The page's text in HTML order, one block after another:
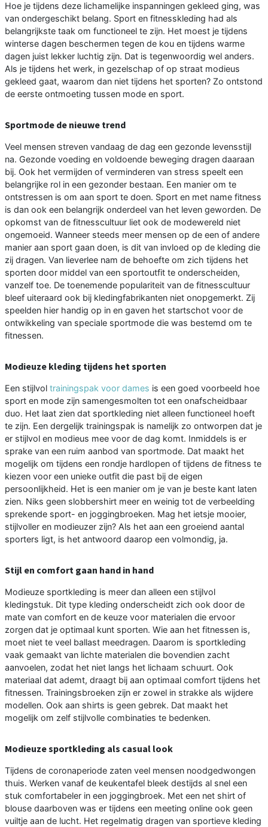
Hoe je tijdens deze lichamelijke inspanningen gekleed ging, was
van ondergeschikt belang. Sport en fitnesskleding had als
belangrijkste taak om functioneel te zijn. Het moest je tijdens
winterse dagen beschermen tegen de kou en tijdens warme
dagen juist lekker luchtig zijn. Dat is tegenwoordig wel anders.
Als je tijdens het werk, in gezelschap of op straat modieus
gekleed gaat, waarom dan niet tijdens het sporten? Zo ontstond
de eerste ontmoeting tussen mode en sport.
Sportmode de nieuwe trend
Veel mensen streven vandaag de dag een gezonde levensstijl
na. Gezonde voeding en voldoende beweging dragen daaraan
bij. Ook het vermijden of verminderen van stress speelt een
belangrijke rol in een gezonder bestaan. Een manier om te
ontstressen is om aan sport te doen. Sport en met name fitness
is dan ook een belangrijk onderdeel van het leven geworden. De
opkomst van de fitnesscultuur liet ook de modewereld niet
ongemoeid. Wanneer steeds meer mensen op de een of andere
manier aan sport gaan doen, is dit van invloed op de kleding die
zij dragen. Van lieverlee nam de behoefte om zich tijdens het
sporten door middel van een sportoutfit te onderscheiden,
vanzelf toe. De toenemende populariteit van de fitnesscultuur
bleef uiteraard ook bij kledingfabrikanten niet onopgemerkt. Zij
speelden hier handig op in en gaven het startschot voor de
ontwikkeling van speciale sportmode die was bestemd om te
fitnessen.
Modieuze kleding tijdens het sporten
Een stijlvol trainingspak voor dames is een goed voorbeeld hoe
sport en mode zijn samengesmolten tot een onafscheidbaar
duo. Het laat zien dat sportkleding niet alleen functioneel hoeft
te zijn. Een dergelijk trainingspak is namelijk zo ontworpen dat je
er stijlvol en modieus mee voor de dag komt. Inmiddels is er
sprake van een ruim aanbod van sportmode. Dat maakt het
mogelijk om tijdens een rondje hardlopen of tijdens de fitness te
kiezen voor een unieke outfit die past bij de eigen
persoonlijkheid. Het is een manier om je van je beste kant laten
zien. Niks geen slobbershirt meer en weinig tot de verbeelding
sprekende sport- en joggingbroeken. Mag het ietsje mooier,
stijlvoller en modieuzer zijn? Als het aan een groeiend aantal
sporters ligt, is het antwoord daarop een volmondig, ja.
Stijl en comfort gaan hand in hand
Modieuze sportkleding is meer dan alleen een stijlvol
kledingstuk. Dit type kleding onderscheidt zich ook door de
mate van comfort en de keuze voor materialen die ervoor
zorgen dat je optimaal kunt sporten. Wie aan het fitnessen is,
moet niet te veel ballast meedragen. Daarom is sportkleding
vaak gemaakt van lichte materialen die bovendien zacht
aanvoelen, zodat het niet langs het lichaam schuurt. Ook
materiaal dat ademt, draagt bij aan optimaal comfort tijdens het
fitnessen. Trainingsbroeken zijn er zowel in strakke als wijdere
modellen. Ook aan shirts is geen gebrek. Dat maakt het
mogelijk om zelf stijlvolle combinaties te bedenken.
Modieuze sportkleding als casual look
Tijdens de coronaperiode zaten veel mensen noodgedwongen
thuis. Werken vanaf de keukentafel bleek destijds al snel een
stuk comfortabeler in een joggingbroek. Met een net shirt of
blouse daarboven was er tijdens een meeting online ook geen
vuiltje aan de lucht. Het regelmatig dragen van sportieve kleding